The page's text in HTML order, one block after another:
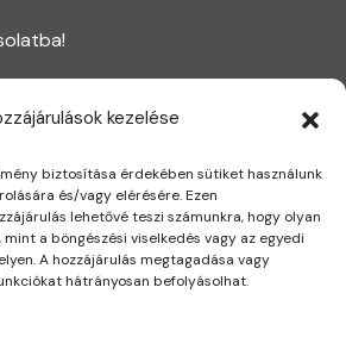
kezelése
biztosítása érdekében sütiket használunk
és/vagy elérésére. Ezen
lehetővé teszi számunkra, hogy olyan
a böngészési viselkedés vagy az egyedi
A hozzájárulás megtagadása vagy
hátrányosan befolyásolhat.
utca 75.